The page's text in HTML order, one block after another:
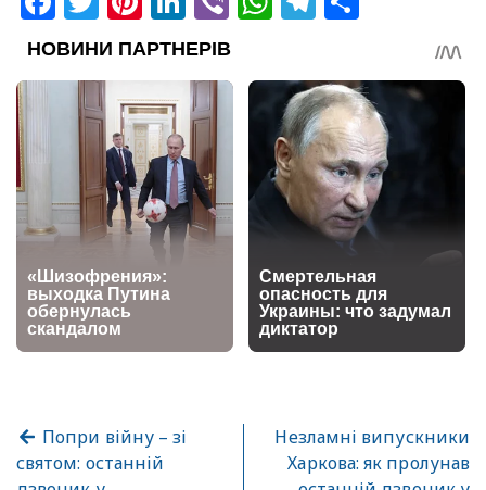
Попри війну – зі
святом: останній
Незламні випускники
Харкова: як пролунав